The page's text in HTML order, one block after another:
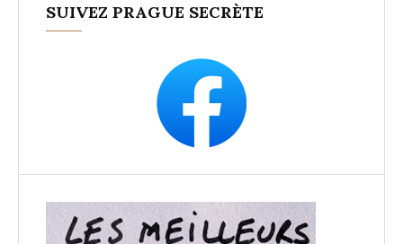
SUIVEZ PRAGUE SECRÈTE